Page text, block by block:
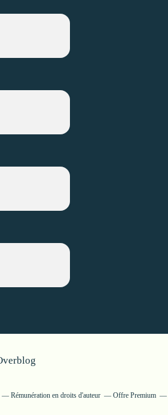
Rémunération en droits d'auteur Offre Premium